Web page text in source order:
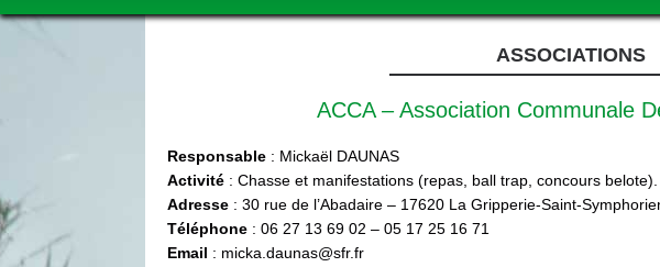
ASSOCIATIONS
ACCA – Association Communale
Responsable : Mickaël DAUNAS
Activité : Chasse et manifestations (repas, ball trap, concours belote).
Adresse : 30 rue de l’Abadaire – 17620 La Gripperie-Saint-
Téléphone : 06 27 13 69 02 – 05 17 25 16 71
Email : micka.daunas@sfr.fr